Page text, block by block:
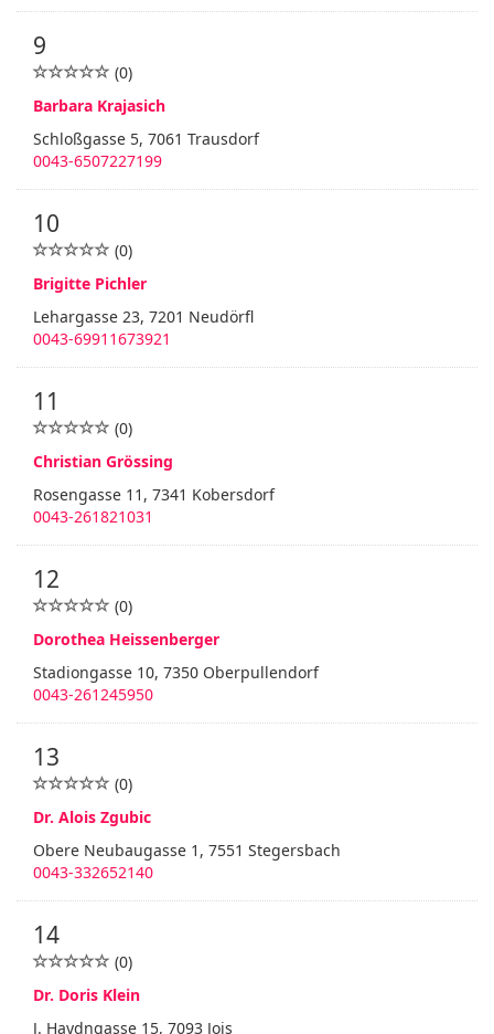
9
(0)
Barbara Krajasich
Schloßgasse 5, 7061 Trausdorf
0043-6507227199
10
(0)
Brigitte Pichler
Lehargasse 23, 7201 Neudörfl
0043-69911673921
11
(0)
Christian Grössing
Rosengasse 11, 7341 Kobersdorf
0043-261821031
12
(0)
Dorothea Heissenberger
Stadiongasse 10, 7350 Oberpullendorf
0043-261245950
13
(0)
Dr. Alois Zgubic
Obere Neubaugasse 1, 7551 Stegersbach
0043-332652140
14
(0)
Dr. Doris Klein
J. Haydngasse 15, 7093 Jois